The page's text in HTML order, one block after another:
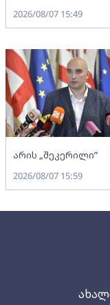
2026/08/07 15:49
არის „შეკერილი”
2026/08/07 15:59